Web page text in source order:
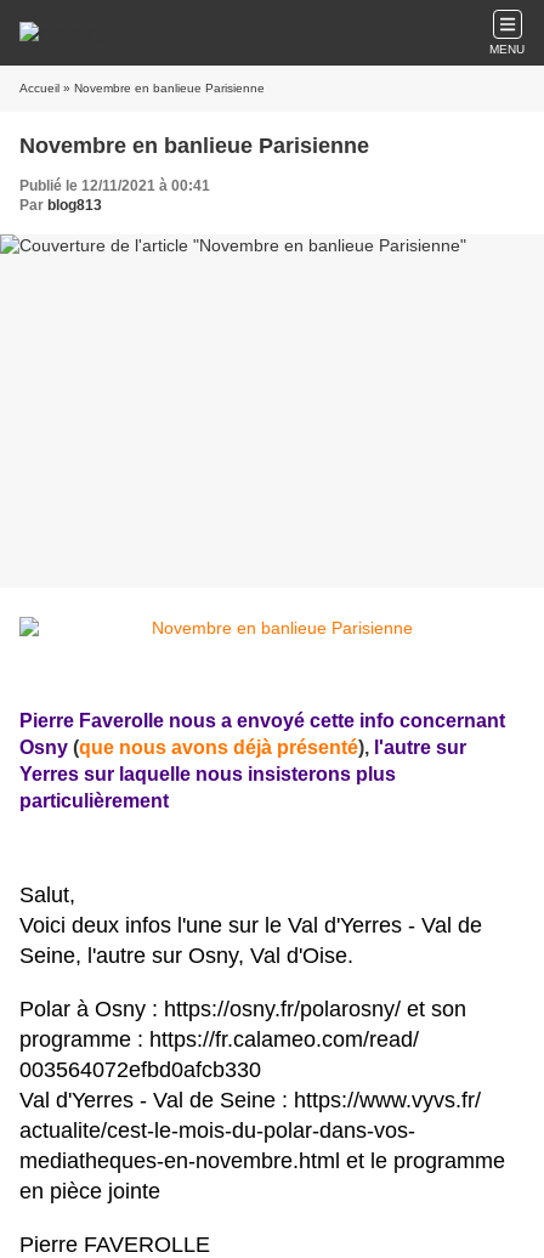
MENU
Accueil » Novembre en banlieue Parisienne
Novembre en banlieue Parisienne
Publié le 12/11/2021 à 00:41
Par blog813
Pierre Faverolle nous a envoyé cette info concernant
Osny (que nous avons déjà présenté), l'autre sur
Yerres sur laquelle nous insisterons plus
particulièrement
Salut,
Voici deux infos l'une sur le Val d'Yerres - Val de
Seine, l'autre sur Osny, Val d'Oise.
Polar à Osny : https://osny.fr/polarosny/ et son
programme : https://fr.calameo.com/read/
003564072efbd0afcb330
Val d'Yerres - Val de Seine : https://www.vyvs.fr/
actualite/cest-le-mois-du-polar-dans-vos-
mediatheques-en-novembre.html et le programme
en pièce jointe
Pierre FAVEROLLE